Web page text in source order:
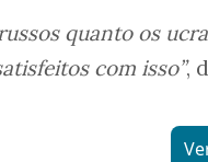
quanto os
com isso”,